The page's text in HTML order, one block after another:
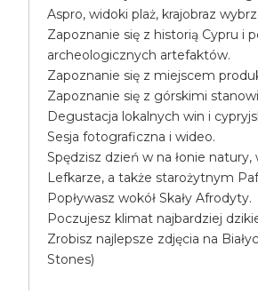
Aspro, widoki plaż, krajobraz
Zapoznanie się z historią Cypru i
archeologicznych artefaktów.
Zapoznanie się z miejscem
Zapoznanie się z górskimi
Degustacja lokalnych win i
Sesja fotograficzna i wideo.
Spędzisz dzień w na łonie
Lefkarze, a także starożytnym
Popływasz wokół Skały Afrodyty.
Poczujesz klimat najbardziej
Zrobisz najlepsze zdjęcia na
Stones)